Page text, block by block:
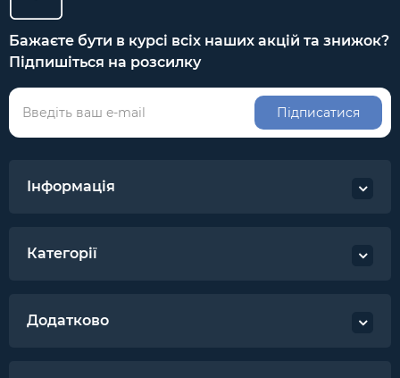
Бажаєте бути в курсі всіх наших акцій та знижок?
Підпишіться на розсилку
Підписатися
Інформація
Категорії
Додатково